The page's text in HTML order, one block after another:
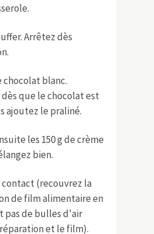
Arrêtez dès
chocolat blanc.
dès que le chocolat est
ajoutez le praliné.
les 150 g de crème
bien.
contact (recouvrez la
de film alimentaire en
pas de bulles d'air
et le film).